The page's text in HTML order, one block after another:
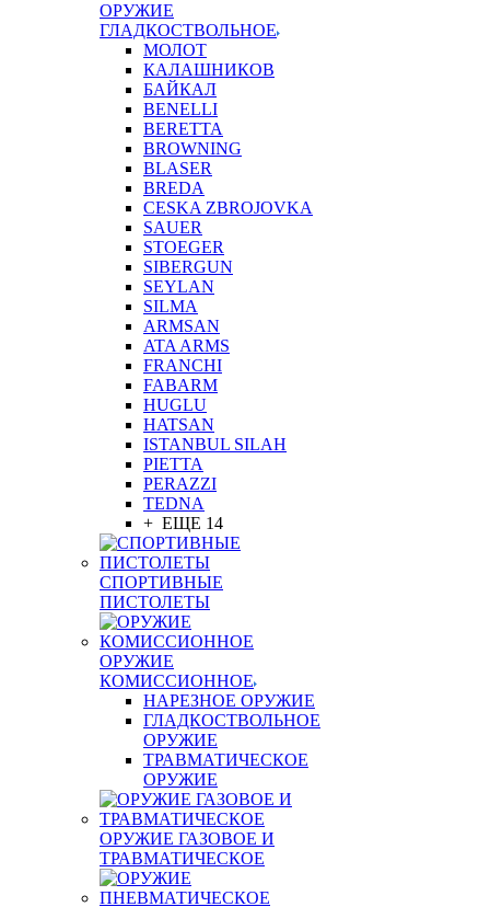
ОРУЖИЕ
ГЛАДКОСТВОЛЬНОЕ
МОЛОТ
КАЛАШНИКОВ
БАЙКАЛ
BENELLI
BERETTA
BROWNING
BLASER
BREDA
CESKA ZBROJOVKA
SAUER
STOEGER
SIBERGUN
SEYLAN
SILMA
ARMSAN
ATA ARMS
FRANCHI
FABARM
HUGLU
HATSAN
ISTANBUL SILAH
PIETTA
PERAZZI
TEDNA
+ ЕЩЕ 14
СПОРТИВНЫЕ
ПИСТОЛЕТЫ
ОРУЖИЕ
КОМИССИОННОЕ
НАРЕЗНОЕ ОРУЖИЕ
ГЛАДКОСТВОЛЬНОЕ
ОРУЖИЕ
ТРАВМАТИЧЕСКОЕ
ОРУЖИЕ
ОРУЖИЕ ГАЗОВОЕ И
ТРАВМАТИЧЕСКОЕ